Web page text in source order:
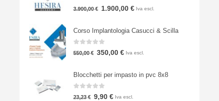
3.900,00€ Il
originale
era:
3.900,00 €.
1.900,00 €Il
attuale
1.900,00 €.
Iva escl.
Corso Implantologia Casucci & Scilla
550,00€ Il
originale
era:
550,00 €.
350,00 €Il
attuale
350,00 €.
Iva escl.
Blocchetti per impasto in pvc 8x8
23,23€ Il
9,90 €IlIva escl.